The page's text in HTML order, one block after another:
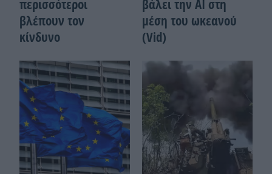
περισσότεροι
βλέπουν τον
κίνδυνο
βάλει την ΑΙ στη
μέση του ωκεανού
(Vid)